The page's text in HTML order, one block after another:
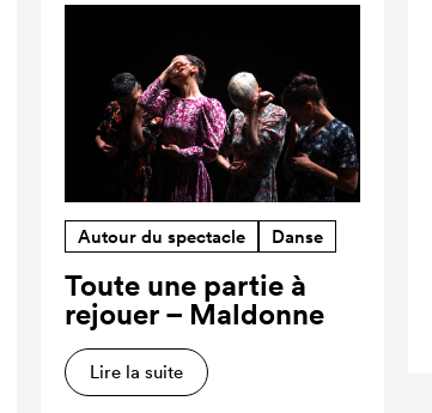
Autour du spectacle Danse
Toute une partie à
rejouer – Maldonne
Lire la suite